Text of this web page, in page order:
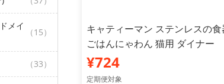
メイ
（15）
（33）
キャティーマン ステンレスの食
ごはんにゃわん 猫用 ダイナー
¥724
定期便対象